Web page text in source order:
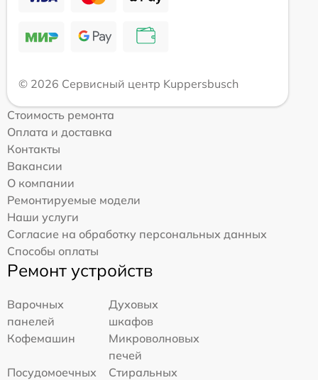
© 2026 Сервисный центр Kuppersbusch
Стоимость ремонта
Оплата и доставка
Контакты
Вакансии
О компании
Ремонтируемые модели
Наши услуги
Согласие на обработку персональных данных
Способы оплаты
Ремонт устройств
Варочных
панелей
Духовых
шкафов
Кофемашин
Микроволновых
печей
Посудомоечных
Стиральных